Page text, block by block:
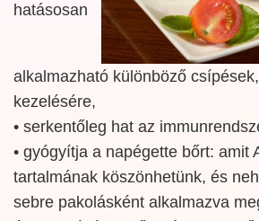
hatásosan
alkalmazható különböző
kezelésére,
• serkentőleg hat az
• gyógyítja a napégette bőrt: amit
tartalmának köszönhetünk, és
sebre pakolásként alkalmazva